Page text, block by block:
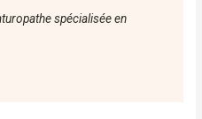
spécialisée en